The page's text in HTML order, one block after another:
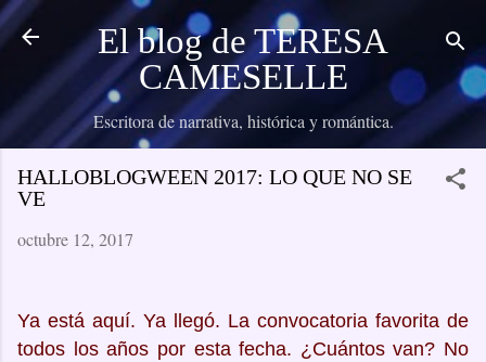
Ir al contenido principal
El blog de TERESA
CAMESELLE
Escritora de narrativa, histórica y romántica.
HALLOBLOGWEEN 2017: LO QUE NO SE
VE
octubre 12, 2017
Ya está aquí. Ya llegó. La convocatoria favorita de
todos los años por esta fecha. ¿Cuántos van? No